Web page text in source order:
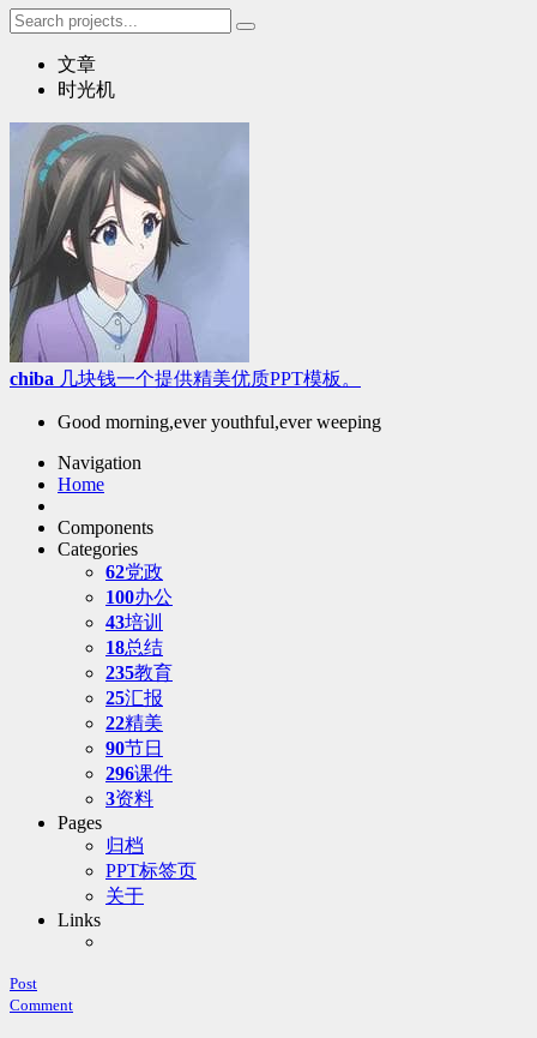
文章
时光机
chiba 几块钱一个提供精美优质PPT模板。
Good morning,ever youthful,ever weeping
Navigation
Home
Components
Categories
62党政
100办公
43培训
18总结
235教育
25汇报
22精美
90节日
296课件
3资料
Pages
归档
PPT标签页
关于
Links
Post
Comment